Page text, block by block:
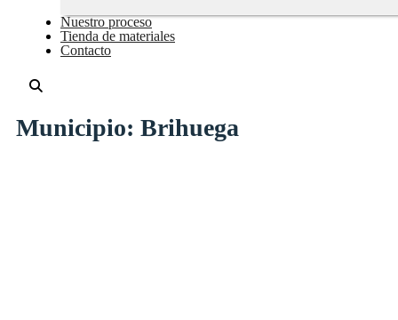
Nuestro proceso
Tienda de materiales
Contacto
Municipio: Brihuega